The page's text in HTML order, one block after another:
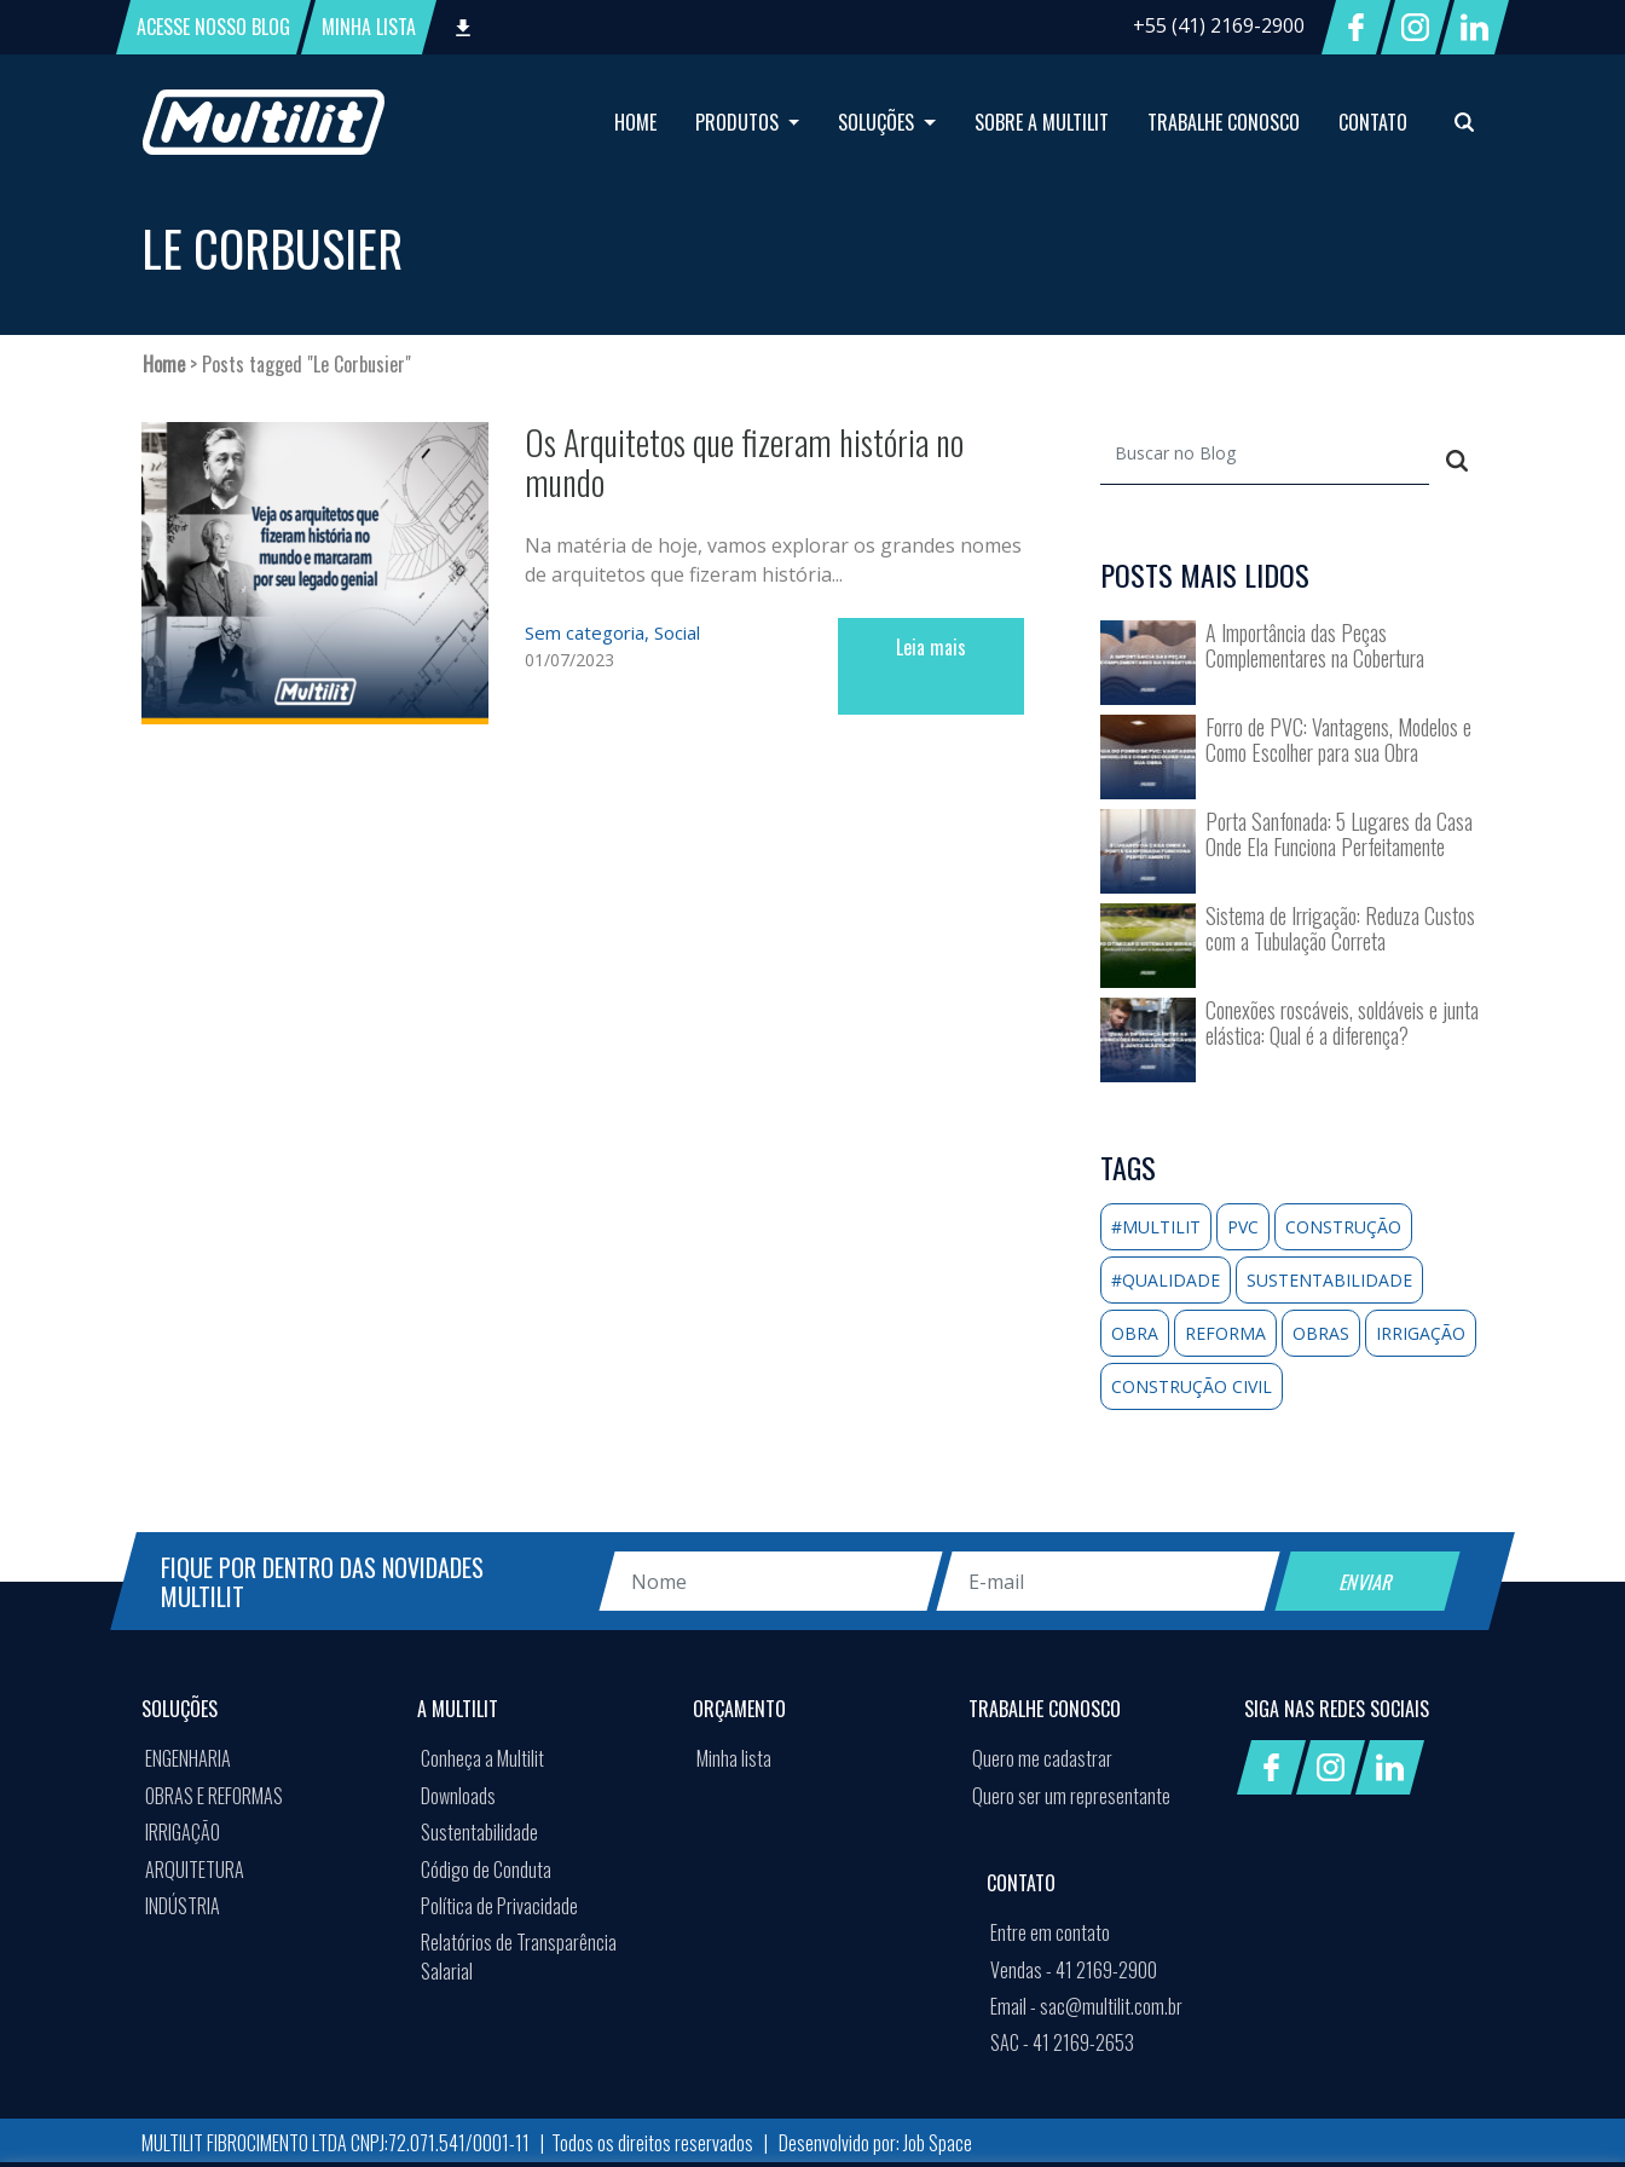
ACESSE NOSSO BLOG MINHA LISTA +55 (41) 2169-2900
HOME PRODUTOS SOLUÇÕES SOBRE A MULTILIT TRABALHE CONOSCO CONTATO
LE CORBUSIER
Home> Posts tagged "Le Corbusier"
Os Arquitetos que fizeram história no
mundo
Na matéria de hoje, vamos explorar os grandes nomes
de arquitetos que fizeram história...
Sem categoria Social
01/07/2023 Leia mais
POSTS MAIS LIDOS
A Importância das Peças
Complementares na Cobertura
Forro de PVC: Vantagens, Modelos e
Como Escolher para sua Obra
Porta Sanfonada: 5 Lugares da Casa
Onde Ela Funciona Perfeitamente
Sistema de Irrigação: Reduza Custos
com a Tubulação Correta
Conexões roscáveis, soldáveis e junta
elástica: Qual é a diferença?
TAGS
#MULTILIT PVC CONSTRUÇÃO
#QUALIDADE SUSTENTABILIDADE
OBRA REFORMA OBRAS IRRIGAÇÃO
CONSTRUÇÃO CIVIL
FIQUE POR DENTRO DAS NOVIDADES
MULTILIT
SOLUÇÕES
ENGENHARIA
OBRAS E REFORMAS
IRRIGAÇÃO
ARQUITETURA
INDÚSTRIA
A MULTILIT
Conheça a Multilit
Downloads
Sustentabilidade
Código de Conduta
Política de Privacidade
Relatórios de Transparência
Salarial
ORÇAMENTO
Minha lista
TRABALHE CONOSCO
Quero me cadastrar
Quero ser um representante
CONTATO
Entre em contato
Vendas -41 2169-2900
Email -sac@multilit.com.br
SAC -41 2169-2653
SIGA NAS REDES SOCIAIS
MULTILIT FIBROCIMENTO LTDA CNPJ:72.071.541/0001-11 | Todos os direitos reservados | Desenvolvido por:Job Space